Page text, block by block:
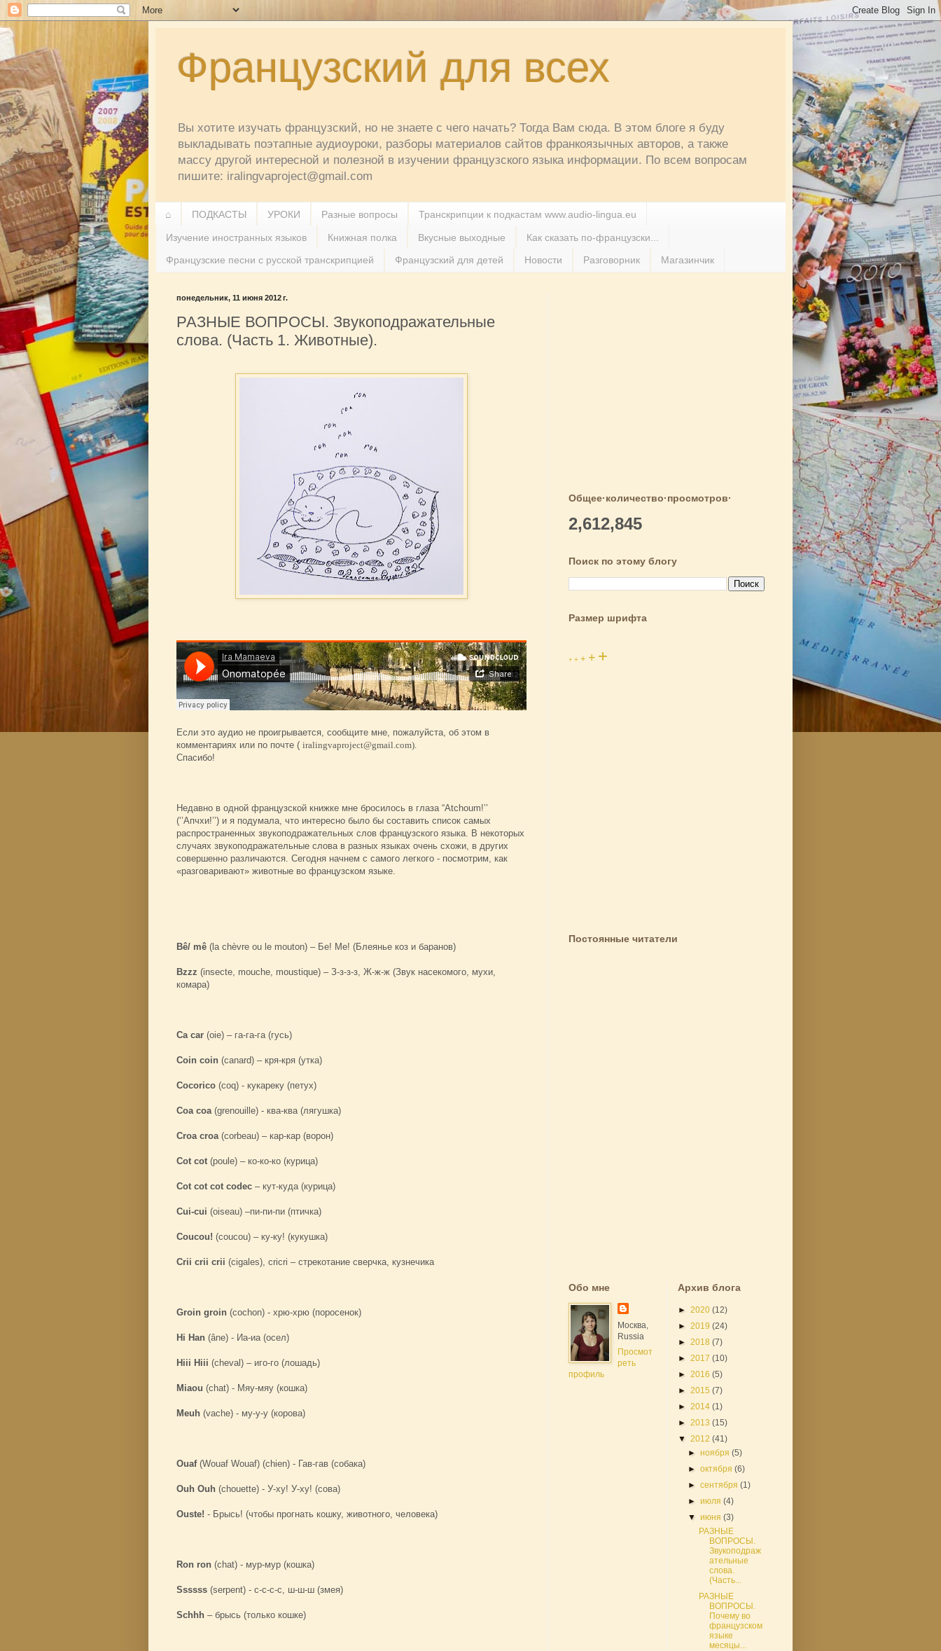
Французский для всех
Вы хотите изучать французский, но не знаете с чего начать? Тогда Вам сюда. В этом блоге я буду
выкладывать поэтапные аудиоуроки, разборы материалов сайтов франкоязычных авторов, а также
массу другой интересной и полезной в изучении французского языка информации. По всем вопросам
пишите: iralingvaproject@gmail.com
⌂ ПОДКАСТЫ УРОКИ Разные вопросы Транскрипции к подкастам www.audio-lingua.eu
Изучение иностранных языков Книжная полка Вкусные выходные Как сказать по-французски...
Французские песни с русской транскрипцией Французский для детей Новости Разговорник Магазинчик
понедельник, 11 июня 2012 г.
РАЗНЫЕ ВОПРОСЫ. Звукоподражательные
слова. (Часть 1. Животные).
Если это аудио не проигрывается, сообщите мне, пожалуйста, об этом в
комментариях или по почте ( iralingvaproject@gmail.com).
Спасибо!
Недавно в одной французской книжке мне бросилось в глаза “Atchoum!’’
(‘’Апчхи!’’) и я подумала, что интересно было бы составить список самых
распространенных звукоподражательных слов французского языка. В некоторых
случаях звукоподражательные слова в разных языках очень схожи, в других
совершенно различаются. Сегодня начнем с самого легкого - посмотрим, как
«разговаривают» животные во французском языке.
Bê/ mê (la chèvre ou le mouton) – Бе! Ме! (Блеянье коз и баранов)
Bzzz (insecte, mouche, moustique) – З-з-з-з, Ж-ж-ж (Звук насекомого, мухи,
комара)
Ca car (oie) – га-га-га (гусь)
Coin coin (canard) – кря-кря (утка)
Cocorico (coq) - кукареку (петух)
Coa coa(grenouille) - ква-ква (лягушка)
Croa croa(corbeau) – кар-кар (ворон)
Cot cot (poule) – ко-ко-ко (курица)
Cot cot cot codec – кут-куда (курица)
Cui-cui (oiseau) –пи-пи-пи (птичка)
Coucou! (coucou) – ку-ку! (кукушка)
Crii crii crii (cigales), cricri – стрекотание сверчка, кузнечика
Groin groin (cochon) - хрю-хрю (поросенок)
Hi Han (âne) - Иа-иа (осел)
Hiii Hiii (cheval) – иго-го (лошадь)
Miaou (chat) - Мяу-мяу (кошка)
Meuh (vache) - му-у-у (корова)
Ouaf(Wouaf Wouaf) (chien) - Гав-гав (собака)
Ouh Ouh (chouette) - У-ху! У-ху! (сова)
Ouste! - Брысь! (чтобы прогнать кошку, животного, человека)
Ron ron (chat) - мур-мур (кошка)
Ssssss (serpent) - c-c-c-c, ш-ш-ш (змея)
Schhh – брысь (только кошке)
Общее·количество·просмотров·
2,612,845
Поиск по этому блогу
Размер шрифта
+ + + + +
Постоянные читатели
Обо мне
Москва,
Russia
Просмот
реть
профиль
Архив блога
► 2020 (12)
► 2019 (24)
► 2018 (7)
► 2017 (10)
► 2016 (5)
► 2015 (7)
► 2014 (1)
► 2013 (15)
▼ 2012 (41)
►ноября(5)
►октября(6)
►сентября(1)
►июля(4)
▼июня(3)
РАЗНЫЕ
ВОПРОСЫ.
Звукоподраж
ательные
слова.
(Часть...
РАЗНЫЕ
ВОПРОСЫ.
Почему во
французском
языке
месяцы...